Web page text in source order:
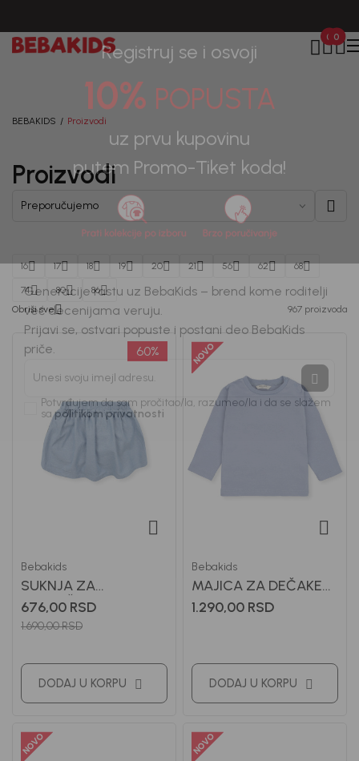
0 0
BEBAKIDS Proizvodi
Proizvodi
16 17 18 19 20 21 56 62 68
74 80
86
967 proizvoda
Obriši sve
60%
Bebakids
SUKNJA ZA
DEVOJČICE GILI
676,00 RSD
1.690,00RSD
DODAJ U KORPU
Bebakids
MAJICA ZA DEČAKE
BASIC
1.290,00 RSD
DODAJ U KORPU
Registruj se i osvoji
10%POPUSTA
uz prvu kupovinu
putem Promo-Tiket koda!
Generacije rastu uz BebaKids – brend kome roditelji
već decenijama veruju.
Prijavi se, ostvari popuste i postani deo BebaKids
priče.
Unesi svoju imejl adresu.
Potvrđujem da sam pročitao/la, razumeo/la i da se slažem
sa
politikom privatnosti